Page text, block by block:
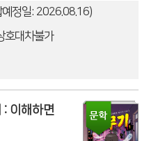
예정일: 2026.08.16)
호대차불가
이해하면